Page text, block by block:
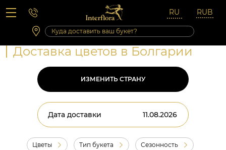
Вопросы-ответы
Сб 10:00 ‐ 14:00
Выходные и праздничные дни
Доставка цветов в Болгарии
ИЗМЕНИТЬ СТРАНУ
Дата доставки
Цветы Тип букета Сезонность